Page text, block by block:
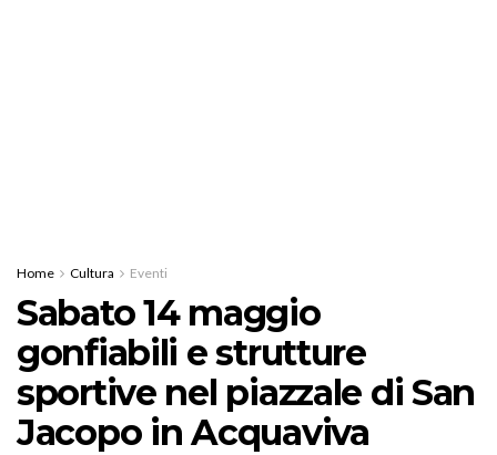
Home Cultura Eventi
Sabato 14 maggio
gonfiabili e strutture
sportive nel piazzale di San
Jacopo in Acquaviva